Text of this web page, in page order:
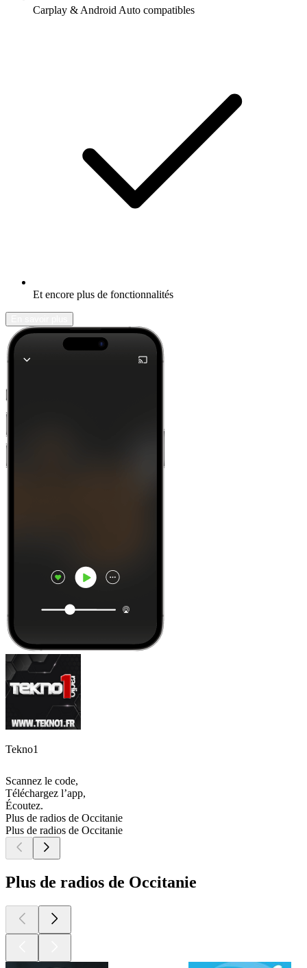
Carplay & Android Auto compatibles
Et encore plus de fonctionnalités
Tekno1
Scannez le code,
Téléchargez l’app,
Écoutez.
Plus de radios de Occitanie
Plus de radios de Occitanie
Plus de radios de Occitanie